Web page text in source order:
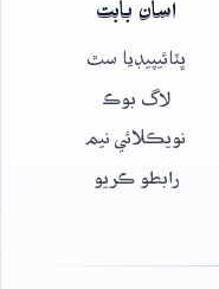
اسان بابت
ڀٽائيپيڊيا سٿ
لاگ بوڪ
نويڪلائي نيم
رابطو ڪريو